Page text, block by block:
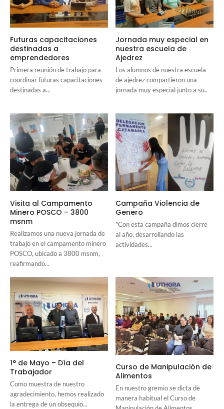
Futuras capacitaciones
destinadas a
emprendedores
Primera reunión de trabajo para
coordinar futuras capacitaciones
destinadas a...
Jornada muy especial en
nuestra escuela de
Ajedrez
Los alumnos de nuestra escuela
de ajedrez compartieron una
jornada muy especial junto a su..
Visita al Campamento
Minero POSCO – 3800
msnm
Realizamos una nueva jornada de
trabajo en el campamento minero
POSCO, ubicado a 3800 msnm,
reafirmando...
Campaña Violencia de
Genero
"Con esta campaña dimos cierre
al año, desarrollando las
actividades...
1° de Mayo – Día del
Trabajador
Como muestra de nuestro
agradecimiento, hemos realizado
la entrega de un obsequio...
Curso de Manipulación de
Alimentos
En nuestro gremio se dicta de
manera habitual el Curso de